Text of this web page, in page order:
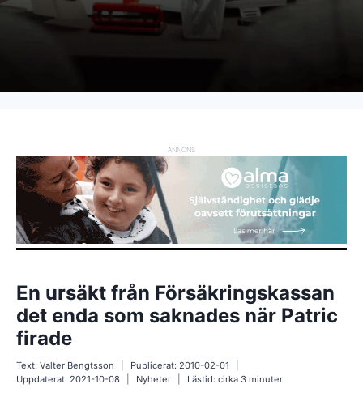
ANNONS
En ursäkt från Försäkringskassan
det enda som saknades när Patric
firade
Text: Valter Bengtsson Publicerat: 2010-02-01
Uppdaterat: 2021-10-08 Nyheter Lästid: cirka 3minuter